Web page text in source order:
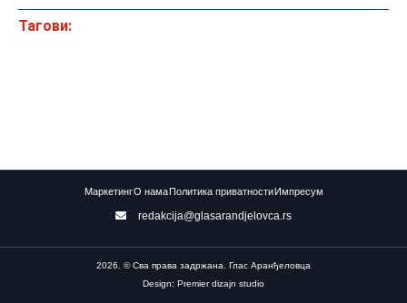
Тагови:
МаркетингО нама Политика приватности Импресум
redakcija@glasarandjelovca.rs
2026. © Сва права задржана. Глас Аранђеловца
Design: Premier dizajn studio